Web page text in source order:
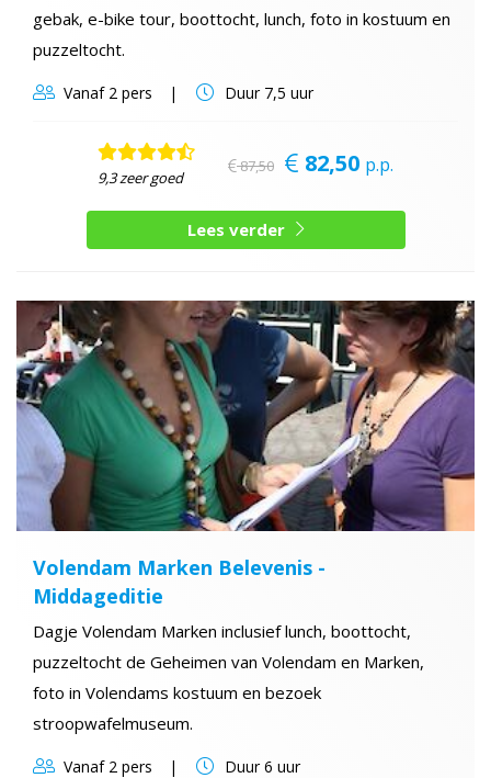
gebak, e-bike tour, boottocht, lunch, foto in kostuum en
puzzeltocht.
Vanaf2 pers Duur7,5 uur
9,3 zeer goed
87,50 82,50 p.p.
Lees verder
Volendam Marken Belevenis -
Middageditie
Dagje Volendam Marken inclusief lunch, boottocht,
puzzeltocht de Geheimen van Volendam en Marken,
foto in Volendams kostuum en bezoek
stroopwafelmuseum.
Vanaf2 pers Duur6 uur